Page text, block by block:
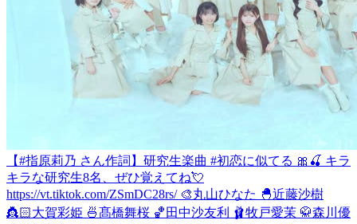
【#指原莉乃 さん作詞】研究生楽曲 #初恋に似てる 🎀🍒 キラ
キラな研究生8名、ぜひ覚えてね💘
https://vt.tiktok.com/ZSmDC28rs/ 🎨丸山ひなた 🐣近藤沙樹
👸🏻大賀彩姫 🍜髙橋舞桜 🏀田中沙友利 🩰牧戸愛茉 🥋森川優